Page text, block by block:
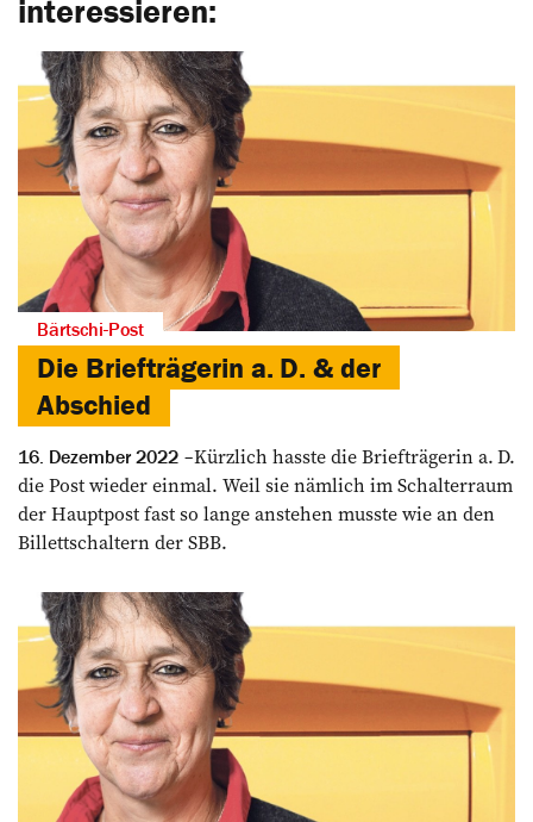
interessieren:
Bärtschi-Post
Die Briefträgerin a. D. & der
Abschied
16. Dezember 2022
Kürzlich hasste die Briefträgerin a. D.
die Post wieder einmal. Weil sie nämlich im Schalterraum
der Hauptpost fast so lange anstehen musste wie an den
Billettschaltern der SBB.